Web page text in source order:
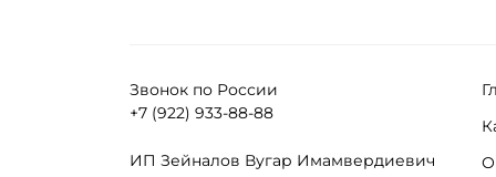
Звонок по России
+7 (922) 933-88-88
ИП Зейналов Вугар Имамвердиевич